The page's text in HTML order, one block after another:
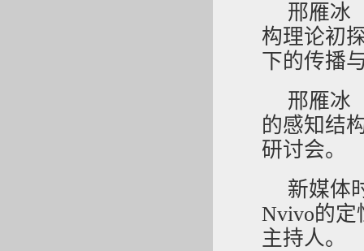
邢雁冰
构理论初
下的传播
邢雁冰
的感知结
研讨会。
新媒体
Nvivo的定
主持人。